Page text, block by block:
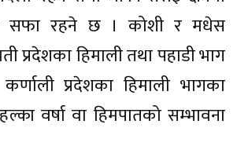
सफा रहने छ । कोशी र मधेस
प्रदेशका हिमाली तथा पहाडी भाग
प्रदेशका हिमाली भागका
वर्षा वा हिमपातको सम्भावना